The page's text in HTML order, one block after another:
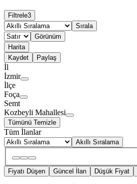
Filtrele3
Sırala
Görünüm
Harita
Kaydet
Paylaş
İl
İzmir
İlçe
Foça
Semt
Kozbeyli Mahallesi
Tümünü Temizle
Tüm İlanlar
Akıllı Sıralama
Fiyatı Düşen Güncel İlan Düşük Fiyat